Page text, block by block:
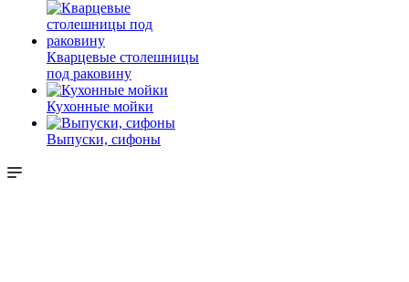
Кварцевые столешницы
под раковину
Кухонные мойки
Выпуски, сифоны